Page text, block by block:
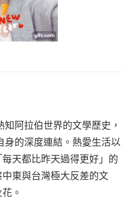
知阿拉伯世界的文學歷史，
身的深度連結。熱愛生活以
天都比昨天過得更好」的
東與台灣極大反差的文
。